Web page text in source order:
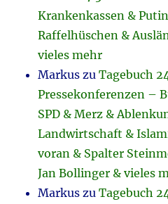
Krankenkassen &
Raffelhüschen &
vieles mehr
Markus zuTagebuch
Pressekonferenzen –
SPD & Merz &
Landwirtschaft &
voran & Spalter
Jan Bollinger & vieles
Markus zuTagebuch